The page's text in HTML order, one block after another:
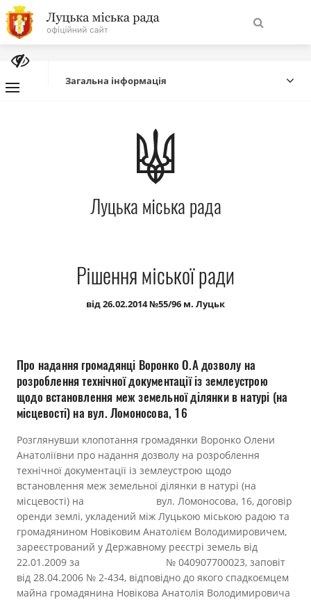
На
головну
Про місто
Міська влада
Міська рада
Публічна інформація
Документи
Загальна інформація
Луцька міська рада
Рішення міської ради
від 26.02.2014 №55/96 м. Луцьк
Про надання громадянці Воронко О.А дозволу на
розроблення технічної документації із землеустрою
щодо встановлення меж земельної ділянки в натурі (на
місцевості) на вул. Ломоносова, 16
Розглянувши клопотання громадянки Воронко Олени
Анатоліївни про надання дозволу на розроблення
технічної документації із землеустрою щодо
встановлення меж земельної ділянки в натурі (на
місцевості) на вул. Ломоносова, 16, договір
оренди землі, укладений між Луцькою міською радою та
громадянином Новіковим Анатолієм Володимировичем,
зареєстрований у Державному реєстрі земель від
22.01.2009 за № 040907700023, заповіт
від 28.04.2006 № 2-434, відповідно до якого спадкоємцем
майна громадянина Новікова Анатолія Володимировича